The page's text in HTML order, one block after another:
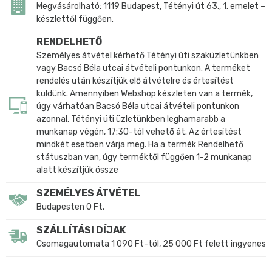
Megvásárolható: 1119 Budapest, Tétényi út 63., 1. emelet –
készlettől függően.
RENDELHETŐ
Személyes átvétel kérhető Tétényi úti szaküzletünkben
vagy Bacsó Béla utcai átvételi pontunkon. A terméket
rendelés után készítjük elő átvételre és értesítést
küldünk. Amennyiben Webshop készleten van a termék,
úgy várhatóan Bacsó Béla utcai átvételi pontunkon
azonnal, Tétényi úti üzletünkben leghamarabb a
munkanap végén, 17:30-tól vehető át. Az értesítést
mindkét esetben várja meg. Ha a termék Rendelhető
státuszban van, úgy terméktől függően 1-2 munkanap
alatt készítjük össze
SZEMÉLYES ÁTVÉTEL
Budapesten 0 Ft.
SZÁLLÍTÁSI DÍJAK
Csomagautomata 1 090 Ft-tól, 25 000 Ft felett ingyenes